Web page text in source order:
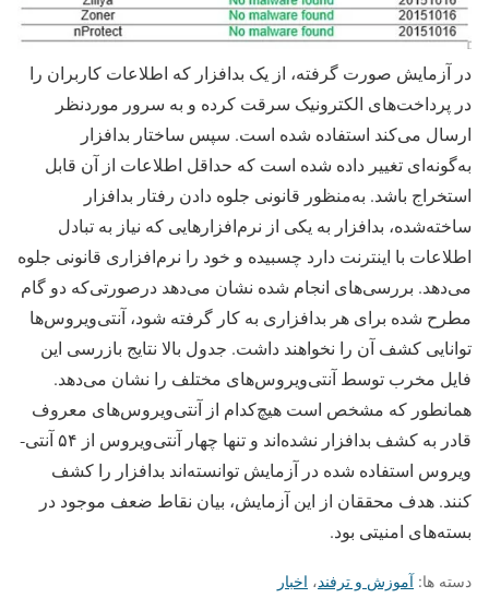
در آزمایش صورت گرفته، از یک بدافزار که اطلاعات کاربران را
در پرداخت‌­های الکترونیک سرقت کرده و به سرور موردنظر
ارسال می­‌کند استفاده شده است. سپس ساختار بدافزار
به‌گونه‌ای تغییر داده شده است که حداقل اطلاعات از آن قابل
استخراج باشد. به‌منظور قانونی جلوه دادن رفتار بدافزار
ساخته‌شده، بدافزار به یکی از نرم­‌افزارهایی که نیاز به تبادل
اطلاعات با اینترنت دارد چسبیده و خود را نرم‌­افزاری قانونی جلوه
می­‌دهد. بررسی­‌های انجام شده نشان می‌دهد درصورتی‌که دو گام
مطرح شده برای هر بدافزاری به کار گرفته شود، آنتی­‌ویروس‌­ها
توانایی کشف آن را نخواهند داشت. جدول بالا نتایج بازرسی این
فایل مخرب توسط آنتی‌­ویروس‌­های مختلف را نشان می­‌دهد.
همان­طور که مشخص است هیچ‌کدام از آنتی‌­ویروس‌­های معروف
قادر به کشف بدافزار نشده‌اند و تنها چهار آنتی‌­ویروس از ۵۴ آنتی‌­
ویروس استفاده شده در آزمایش توانسته‌­اند بدافزار را کشف
کنند. هدف محققان از این آزمایش، بیان نقاط ضعف موجود در
بسته­‌های امنیتی بود.
دسته ها: آموزش و ترفند، اخبار